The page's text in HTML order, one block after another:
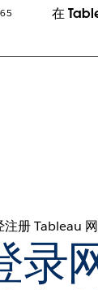
在
注册 Tableau
录